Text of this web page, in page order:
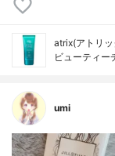
atrix(アトリッ
ビューティー
umi